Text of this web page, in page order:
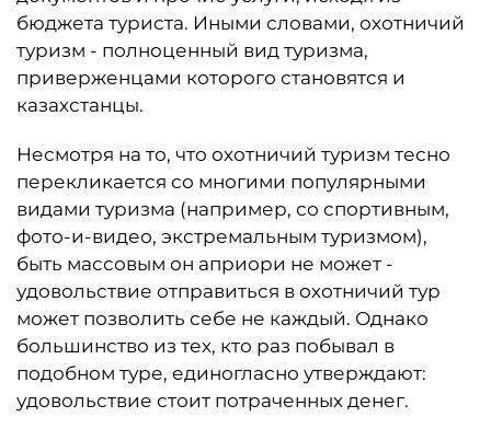
бюджета туриста. Иными словами, охотничий
туризм - полноценный вид туризма,
приверженцами которого становятся и
казахстанцы.
Несмотря на то, что охотничий туризм тесно
перекликается со многими популярными
видами туризма (например, со спортивным,
фото-и-видео, экстремальным туризмом),
быть массовым он априори не может -
удовольствие отправиться в охотничий тур
может позволить себе не каждый. Однако
большинство из тех, кто раз побывал в
подобном туре, единогласно утверждают:
удовольствие стоит потраченных денег.